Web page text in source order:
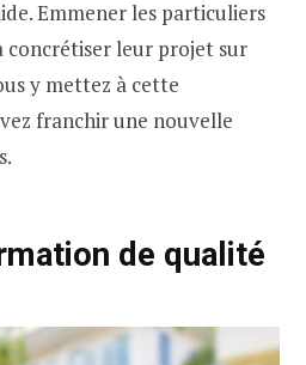
Emmener les particuliers
concrétiser leur projet sur
y mettez à cette
franchir une nouvelle
de qualité